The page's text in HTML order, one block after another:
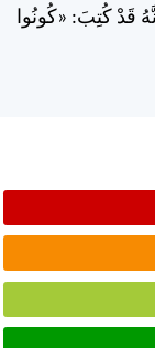
قَدْ كُتِبَ: «كُونُوا